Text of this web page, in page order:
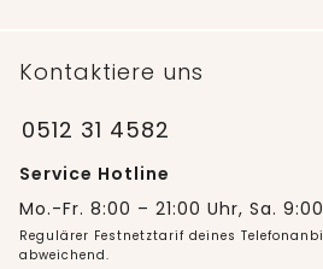
Kontaktiere uns
0512 31 4582
Service Hotline
Mo.-Fr. 8:00 – 21:00 Uhr, Sa.
Regulärer Festnetztarif deines
abweichend.